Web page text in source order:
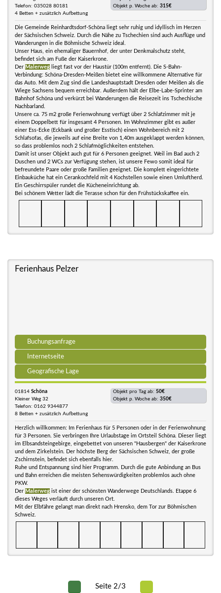
Telefon: 035028 80181
4 Betten + zusätzlich Aufbettung
Objekt p. Woche ab: 315€
Die Gemeinde Reinhardtsdorf-Schöna liegt sehr ruhig und idyllisch im Herzen
der Sächsischen Schweiz. Durch die Nähe zu Tschechien sind auch Ausflüge und
Wanderungen in die Böhmische Schweiz ideal.
Unser Haus, ein ehemaliger Bauernhof, der unter Denkmalschutz steht,
befindet sich am Fuße der Kaiserkrone.
Der Malerweg liegt fast vor der Haustür (100m entfernt). Die S-Bahn-
Verbindung: Schöna-Dresden-Meißen bietet eine willkommene Alternative für
das Auto. Mit dem Zug sind die Landeshauptstadt Dresden oder Meißen als die
Wiege Sachsens bequem erreichbar. Außerdem hält der Elbe-Labe-Sprinter am
Bahnhof Schöna und verkürzt bei Wanderungen die Reisezeit ins Tschechische
Nachbarland.
Unsere ca. 75 m2 große Ferienwohnung verfügt über 2 Schlafzimmer mit je
einem Doppelbett für insgesamt 4 Personen. Im Wohnzimmer gibt es außer
einer Ess-Ecke (Eckbank und großer Esstisch) einen Wohnbereich mit 2
Schlafsofas, die jeweils auf eine Breite von 1,40m ausgeklappt werden können,
so dass problemlos noch 2 Schlafmöglichkeiten entstehen.
Damit ist unser Objekt auch gut für 6 Personen geeignet. Weil im Bad auch 2
Duschen und 2 WCs zur Verfügung stehen, ist unsere Fewo somit ideal für
befreundete Paare oder große Familien geeignet. Die komplett eingerichtete
Einbauküche hat ein Cerankochfeld mit 4 Kochstellen sowie einen Umluftherd.
Ein Geschirrspüler rundet die Kücheneinrichtung ab.
Bei schönem Wetter lädt die Terasse schon für den Frühstückskaffee ein.
Ferienhaus Pelzer
Buchungsanfrage
Internetseite
Geografische Lage
01814 Schöna
Kleiner Weg 32
Telefon: 0162 9344877
8 Betten + zusätzlich Aufbettung
Objekt pro Tag ab: 50€
Objekt p. Woche ab: 350€
Herzlich willkommen: Im Ferienhaus für 5 Personen oder in der Ferienwohnung
für 3 Personen. Sie verbringen Ihre Urlaubstage im Ortsteil Schöna. Dieser liegt
im Elbsandsteingebirge, eingebettet von unseren "Hausbergen" der Kaiserkrone
und dem Zirkelstein. Der höchste Berg der Sächsischen Schweiz, der große
Zschirnstein, befindet sich ebenfalls hier.
Ruhe und Entspannung sind hier Programm. Durch die gute Anbindung an Bus
und Bahn erreichen die meisten Sehenswürdigkeiten problemlos auch ohne
PKW.
Der Malerweg ist einer der schönsten Wanderwege Deutschlands. Etappe 6
dieses Weges verläuft durch unseren Ort.
Mit der Elbfähre gelangt man direkt nach Hrensko, dem Tor zur Böhmischen
Schweiz.
Seite 2/3